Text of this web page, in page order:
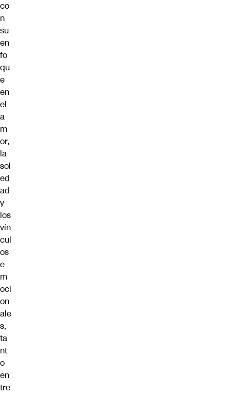
co
n
su
en
fo
qu
e
en
el
a
m
or,
la
sol
ed
ad
y
los
vín
cul
os
e
m
oci
on
ale
s,
ta
nt
o
en
tre